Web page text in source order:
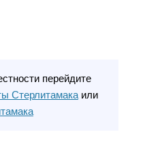
перейдите
Стерлитамакаили